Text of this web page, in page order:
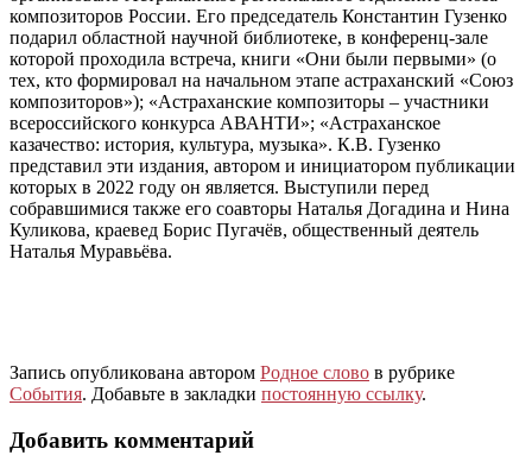
композиторов России. Его председатель Константин Гузенко
подарил областной научной библиотеке, в конференц-зале
которой проходила встреча, книги «Они были первыми» (о
тех, кто формировал на начальном этапе астраханский «Союз
композиторов»); «Астраханские композиторы – участники
всероссийского конкурса АВАНТИ»; «Астраханское
казачество: история, культура, музыка». К.В. Гузенко
представил эти издания, автором и инициатором публикации
которых в 2022 году он является. Выступили перед
собравшимися также его соавторы Наталья Догадина и Нина
Куликова, краевед Борис Пугачёв, общественный деятель
Наталья Муравьёва.
Запись опубликована автором Родное слово в рубрике
События. Добавьте в закладки постоянную ссылку.
Добавить комментарий